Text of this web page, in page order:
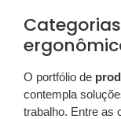
O portfólio de
contempla
trabalho. Entre as